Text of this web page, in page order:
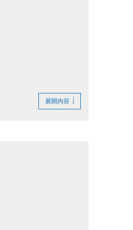
展開內容